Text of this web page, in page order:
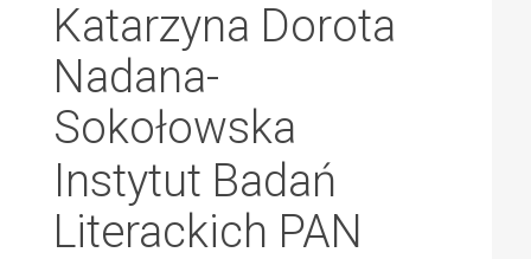
Katarzyna Dorota
Nadana-
Sokołowska
Instytut Badań
Literackich PAN